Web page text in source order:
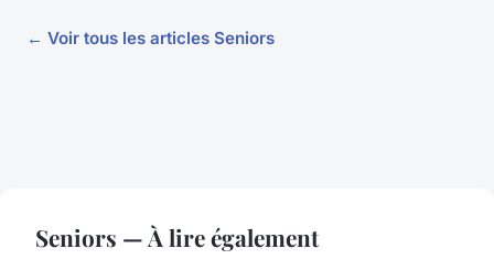
← Voir tous les articles Seniors
Seniors — À lire également